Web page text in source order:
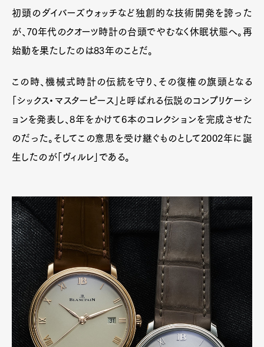
初頭のダイバーズウォッチなど独創的な技術開発を誇った
が、70年代のクオーツ時計の台頭でやむなく休眠状態へ。再
始動を果たしたのは83年のことだ。
この時、機械式時計の伝統を守り、その復権の旗頭となる
「シックス・マスターピース」と呼ばれる伝説のコンプリケーシ
ョンを発表し、8年をかけて6本のコレクションを完成させた
のだった。そしてこの意思を受け継ぐものとして2002年に誕
生したのが「ヴィルレ」である。